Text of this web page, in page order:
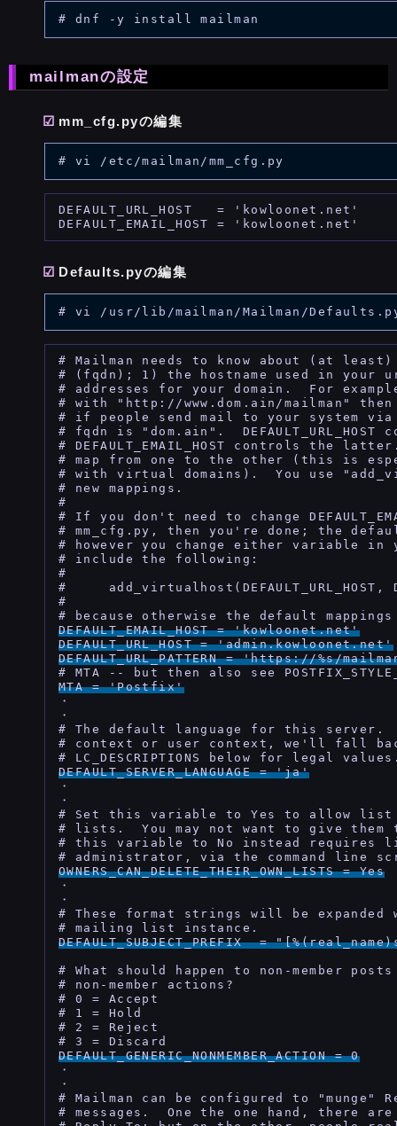
mailmanの設定
mm_cfg.pyの編集
DEFAULT_URL_HOST   = 'kowloonet.net'
Defaults.pyの編集
# Mailman needs to know about (at
# (fqdn); 1) the hostname used in your
# addresses for your domain.  For
# with "http://www.dom.ain/mailman"
# if people send mail to your system
# fqdn is "dom.ain".
# DEFAULT_EMAIL_HOST controls the
# map from one to the other (this is
# with virtual domains).  You use
# new mappings.
#
# If you don't need to change
# mm_cfg.py, then you're done; the
# however you change either variable in
# include the following:
#
#     add_virtualhost(DEFAULT_URL_HOST,
#
DEFAULT_EMAIL_HOST = 'kowloonet.net'
DEFAULT_URL_HOST = 'admin.kowloonet.net'
DEFAULT_URL_PATTERN = 'https://%s/
MTA = 'Postfix'
・
・
# The default language for this server.
# context or user context, we'll fall
DEFAULT_SERVER_LANGUAGE = 'ja'
・
・
# Set this variable to Yes to allow list
# lists.  You may not want to give
# this variable to No instead requires
OWNERS_CAN_DELETE_THEIR_OWN_LISTS = Yes
・
・
# These format strings will be
DEFAULT_SUBJECT_PREFIX  =
# What should happen to non-member
# non-member actions?
# 0 = Accept
# 1 = Hold
# 2 = Reject
DEFAULT_GENERIC_NONMEMBER_ACTION = 0
・
・
# Mailman can be configured to "munge"
# messages.  One the one hand, there